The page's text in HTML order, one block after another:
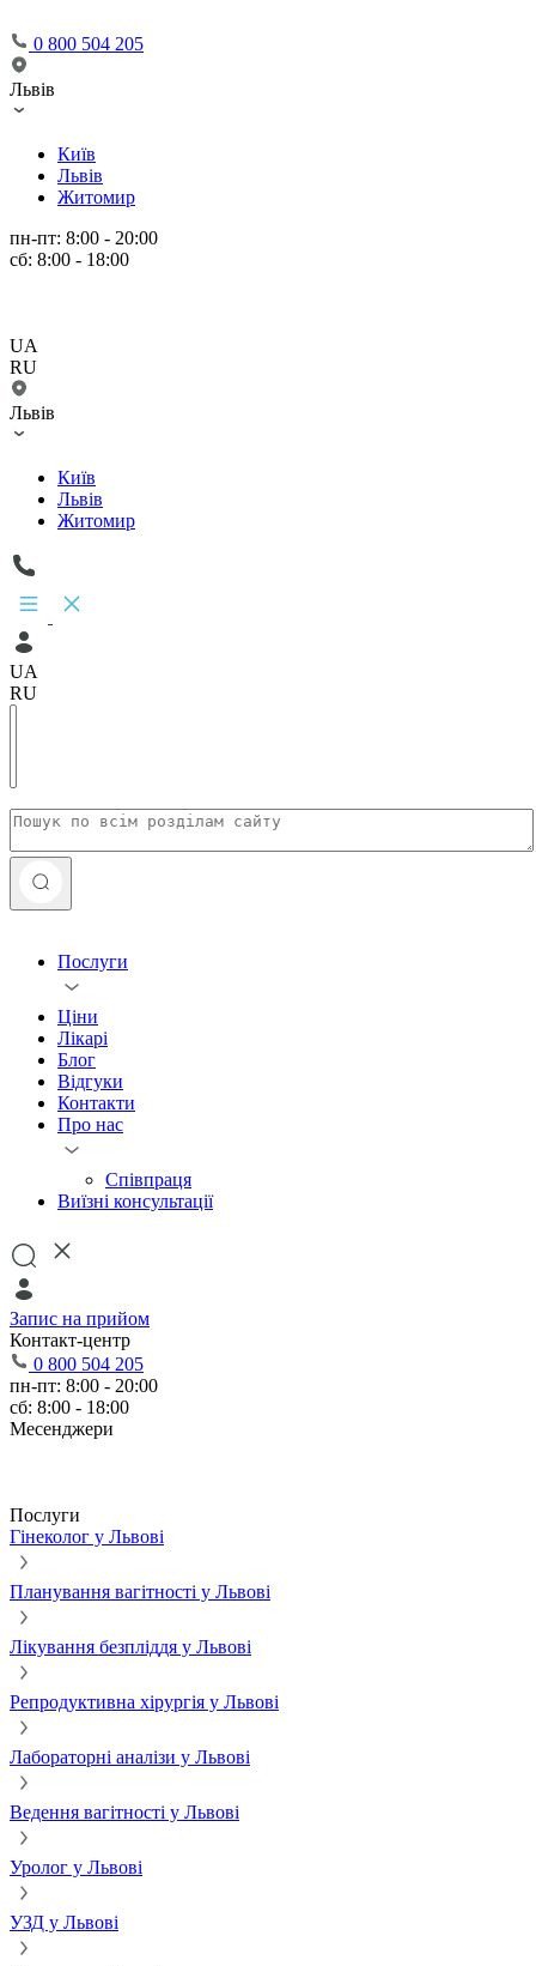
0 800 504 205
Львів
Київ
Львів
Житомир
пн-пт: 8:00 - 20:00
сб: 8:00 - 18:00
UA
RU
Львів
Київ
Львів
Житомир
UA
RU
Послуги
Ціни
Лікарі
Блог
Відгуки
Контакти
Про нас
Співпраця
Виїзні консультації
Запис на прийом
Контакт-центр
0 800 504 205
пн-пт: 8:00 - 20:00
сб: 8:00 - 18:00
Месенджери
Послуги
Гінеколог у Львові
Планування вагітності у Львові
Лікування безпліддя у Львові
Репродуктивна хірургія у Львові
Лабораторні аналізи у Львові
Ведення вагітності у Львові
Уролог у Львові
УЗД у Львові